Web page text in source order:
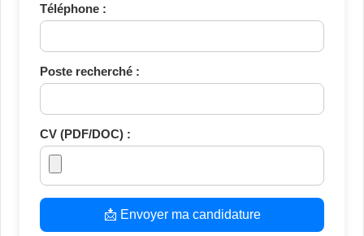
Téléphone :
Poste recherché :
CV (PDF/DOC) :
📩 Envoyer ma candidature